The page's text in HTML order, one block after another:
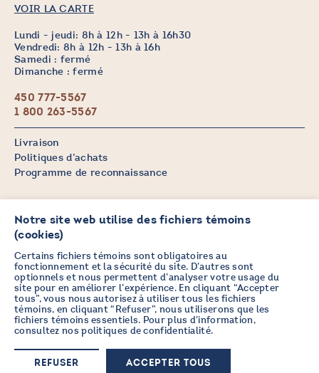
VOIR LA CARTE
Lundi - jeudi: 8h à 12h - 13h à 16h30
Vendredi: 8h à 12h - 13h à 16h
Samedi : fermé
Dimanche : fermé
450 777-5567
1 800 263-5567
Livraison
Politiques d’achats
Programme de reconnaissance
©2026 CHICOINE |
Crédit :Zen Branding, Design & Com.
Politique de confidentialité
Politiques d’utilisation
PRENEZ DES NOUVELLES EN
VOUS ABONNANT À L’INFOLETTRE
Notre site web utilise des fichiers témoins
(cookies)
Certains fichiers témoins sont obligatoires au
fonctionnement et la sécurité du site. D’autres sont
optionnels et nous permettent d’analyser votre usage du
site pour en améliorer l’expérience. En cliquant “Accepter
tous”, vous nous autorisez à utiliser tous les fichiers
témoins, en cliquant “Refuser”, nous utiliserons que les
fichiers témoins essentiels. Pour plus d’information,
consultez nospolitiques de confidentialité.
REFUSER ACCEPTER TOUS